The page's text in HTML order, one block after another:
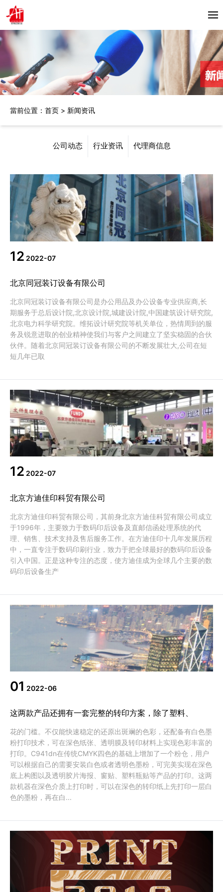
首頁
关于我们
产品中心
Foliant
解决方案
公司动态
行业资讯
代理商信息
联系我们
當前位置： 首页 > 新闻资讯
公司动态 行业资讯 代理商信息
12 2022-07
北京同冠装订设备有限公司
北京同冠装订设备有限公司是办公用品及办公设备专业供应商,长
期服务于总后设计院,北京设计院,城建设计院,中国建筑设计研究院,
北京电力科学研究院。维拓设计研究院等机关单位，热情周到的服
务及锐意进取的创业精神使我们与客户之间建立了坚实稳固的合伙
伙伴。随着北京同冠装订设备有限公司的不断发展壮大,公司在短
短几年已取
12 2022-07
北京方迪佳印科贸有限公司
北京方迪佳印科贸有限公司，其前身北京方迪佳科贸有限公司成立
于1996年，主要致力于数码印后设备及直邮信函处理系统的代
理、销售、技术支持及售后服务工作。在方迪佳印十几年发展历程
中，一直专注于数码印刷行业，致力于把全球最好的数码印后设备
引入中国。正是这种专注的态度，使方迪佳成为全球几个主要的数
码印后设备生产
01 2022-06
这两款产品还拥有一套完整的转印方案，除了塑料、
花的门槛。不仅能快速稳定的还原出斑斓的色彩，还配备有白色墨
粉打印技术，可在深色纸张、透明膜及转印材料上实现色彩丰富的
打印。C941dn在传统CMYK四色的基础上增加了一个粉仓，用户
可以根据自己的需要安装白色或者透明色墨粉，可完美实现在深色
底上构图以及透明胶片海报、窗贴、塑料瓶贴等产品的打印。这两
款机器在深色介质上打印时，可以在深色的转印纸上先打印一层白
色的墨粉，再在白...